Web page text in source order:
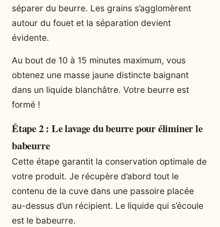
séparer du beurre. Les grains s’agglomèrent
autour du fouet et la séparation devient
évidente.
Au bout de 10 à 15 minutes maximum, vous
obtenez une masse jaune distincte baignant
dans un liquide blanchâtre. Votre beurre est
formé !
Étape 2 : Le lavage du beurre pour éliminer le
babeurre
Cette étape garantit la conservation optimale de
votre produit. Je récupère d’abord tout le
contenu de la cuve dans une passoire placée
au-dessus d’un récipient. Le liquide qui s’écoule
est le babeurre.